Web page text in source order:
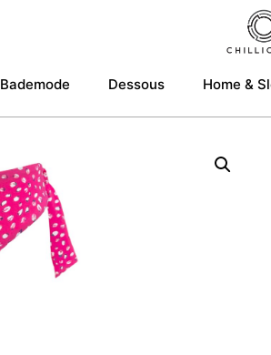
Bademode Dessous Home &